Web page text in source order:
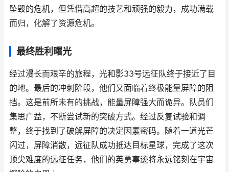
坠毁的危机，但凭借高超的技艺和顽强的毅力，成功满载
而归，化解了资源危机。
最终胜利曙光
经过漫长而艰辛的旅程，光和影33号远征队终于接近了目
的地。最后的冲刺阶段，他们又面临着终极能量屏障的阻
挡。这是前所未有的挑战，能量屏障强大而诡异。队员们
集思广益，不断尝试新的突破方式。经过反复试验和调
整，终于找到了破解屏障的决定因素密码。随着一道光芒
闪过，屏障消散，远征队成功抵达目标星球，完成了这次
顶尖难度的远征任务，他们的英勇事迹将永远铭刻在宇宙